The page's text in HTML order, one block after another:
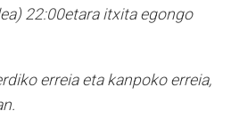
22:00etara itxita egongo
erreia eta kanpoko erreia,